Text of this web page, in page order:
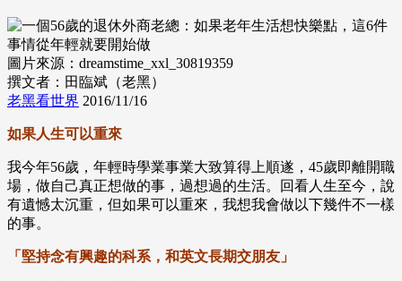
圖片來源：dreamstime_xxl_30819359
撰文者：田臨斌（老黑）
老黑看世界 2016/11/16
如果人生可以重來
我今年56歲，年輕時學業事業大致算得上順遂，45歲即離開職
場，做自己真正想做的事，過想過的生活。回看人生至今，說
有遺憾太沉重，但如果可以重來，我想我會做以下幾件不一樣
的事。
「堅持念有興趣的科系，和英文長期交朋友」